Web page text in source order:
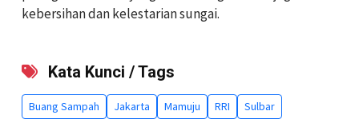
kebersihan dan kelestarian sungai.
Kata Kunci / Tags
Buang Sampah Jakarta Mamuju RRI
Sulbar